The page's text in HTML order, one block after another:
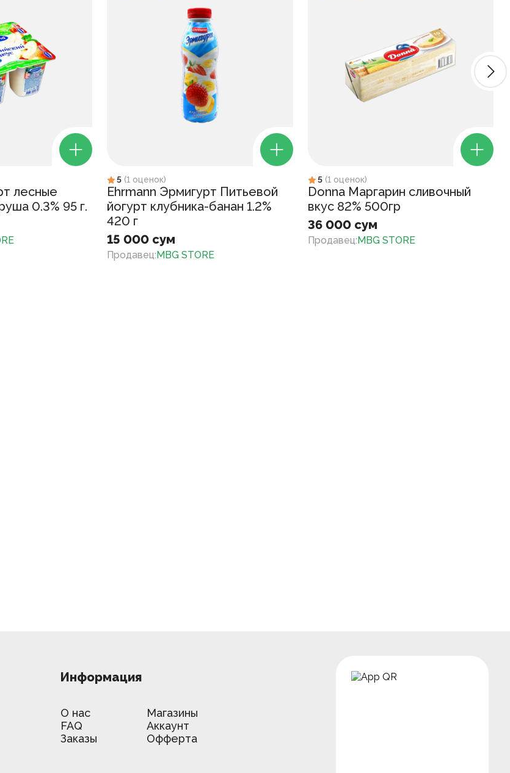
лесные
0.3% 95 г.
5 (1 оценок)
Ehrmann Эрмигурт Питьевой
йогурт клубника-банан 1.2%
420 г
15 000 сум
Продавец:MBG STORE
5 (1 оценок)
Donna Маргарин сливочный
вкус 82% 500гр
36 000 сум
Продавец:MBG STORE
Информация
О нас
Магазины
FAQ
Аккаунт
Заказы
Офферта